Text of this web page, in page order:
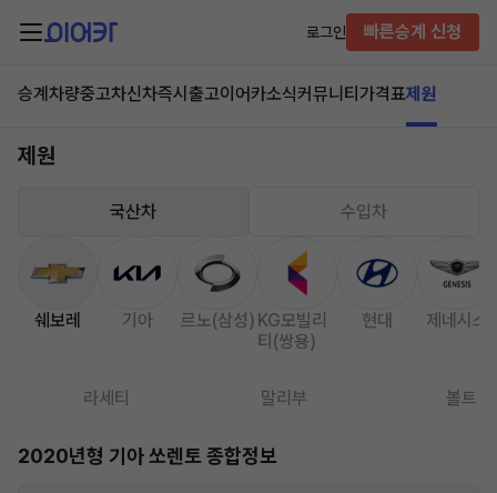
로그인 빠른승계 신청
승계차량중고차신차즉시출고이어카소식커뮤니티 가격표제원
제원
국산차 수입차
쉐보레 기아 르노(삼성) KG모빌리
티(쌍용)
현대 제네시스
라세티 말리부 볼트
2020년형 기아 쏘렌토 종합정보